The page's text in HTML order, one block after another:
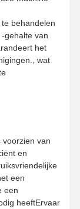
behandelen
gehalte van
het
wat
voorzien van
en
een
een
heeftErvaar